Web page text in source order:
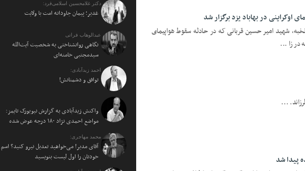
در بهاباد یزد برگزار شد
شهید امیر حسین قربانی که در حادثه سقوط هواپیمای
در زا ...
پیدا شد
دکتر غلامحسین اسلامی‌فرد:
غدیر؛ پیمان جاودانه امت با ولایت
عبدالوهاب فراتی
نگاهی روانشناختی به شخصیت آیت‌الله
سیدمجتبی خامنه‌ای
احمد زیدآبادی:
توافق و دشمنانش!
واکنش زیدآبادی به گزارش نیویورک تایمز:
مواضع احمدی نژاد ۱۸۰ درجه عوض شده
محمد مهاجری:
آقای مدیر! می‌خواهید تعدیل نیرو کنید؟ اسم
خودتان را اول لیست بنویسید